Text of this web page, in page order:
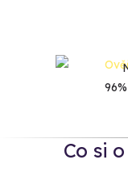
Co si